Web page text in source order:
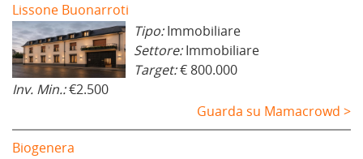
Lissone Buonarroti
Tipo:Immobiliare
Settore:Immobiliare
Target:€ 800.000
Inv. Min.:€2.500
Guarda su Mamacrowd >
Biogenera